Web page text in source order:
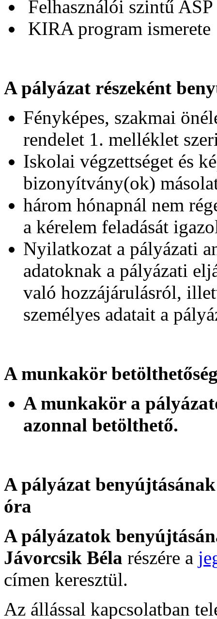
Felhasználói szintű
KIRA program ismerete
A pályázat részeként
Fényképes, szakmai
rendelet 1. melléklet
Iskolai végzettséget és
bizonyítvány(ok)
három hónapnál nem
a kérelem feladását
Nyilatkozat a pályázati
adatoknak a pályázati
való hozzájárulásról,
személyes adatait a
A munkakör
A munkakör a
azonnal betölthető.
A pályázat
óra
A pályázatok
Jávorcsik Béla részére a
címen keresztül.
Az állással kapcsolatban